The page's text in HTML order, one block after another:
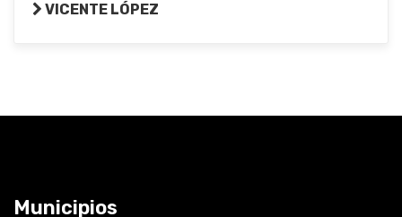
VICENTE LÓPEZ
Municipios